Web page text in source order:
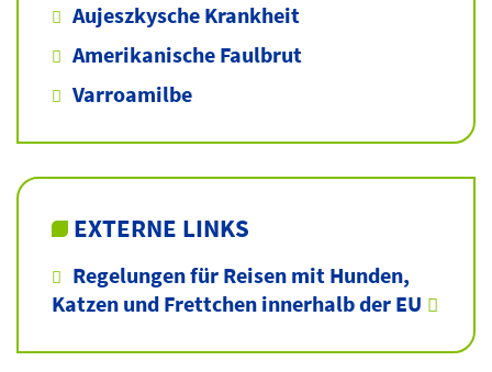
Aujeszkysche Krankheit
Amerikanische Faulbrut
Varroamilbe
EXTERNE LINKS
Regelungen für Reisen mit Hunden,
Katzen und Frettchen innerhalb der EU